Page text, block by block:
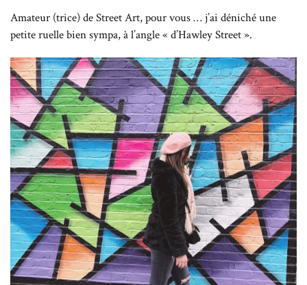
Amateur (trice) de Street Art, pour vous … j’ai déniché une
petite ruelle bien sympa, à l’angle « d’Hawley Street ».